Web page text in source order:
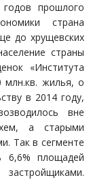
прошлого
страна
до хрущевских
страны
«Института
млн.кв. жилья, о
в 2014 году,
вне
а старыми
Так в сегменте
6,6% площадей